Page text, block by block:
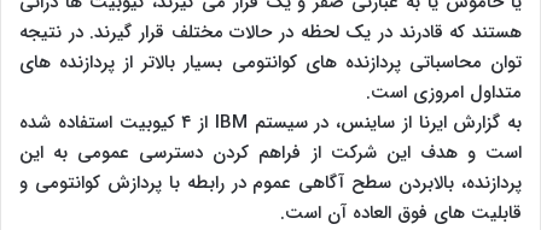
هستند که قادرند در یک لحظه در حالات مختلف قرار گیرند. در نتیجه
توان محاسباتی پردازنده های کوانتومی بسیار بالاتر از پردازنده های
متداول امروزی است.
به گزارش ایرنا از ساینس، در سیستم IBM از ۴ کیوبیت استفاده شده
است و هدف این شرکت از فراهم کردن دسترسی عمومی به این
پردازنده، بالابردن سطح آگاهی عموم در رابطه با پردازش کوانتومی و
قابلیت های فوق العاده آن است.